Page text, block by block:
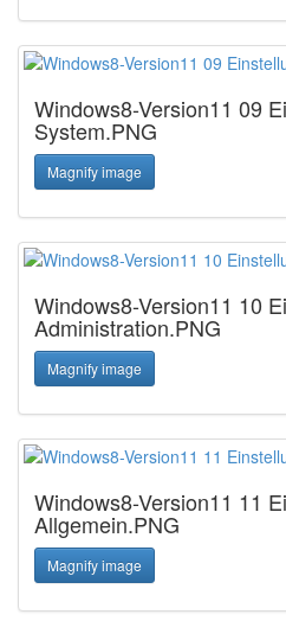
Windows8-Version11 09
System.PNG
Magnify image
Windows8-Version11 10
Administration.PNG
Magnify image
Windows8-Version11 11
Allgemein.PNG
Magnify image